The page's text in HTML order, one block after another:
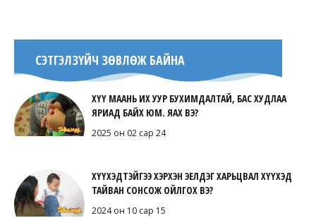
СЭТГЭЛЗҮЙЧ ЗӨВЛӨЖ БАЙНА
ХҮҮ МААНЬ ИХ УУР БУХИМДАЛТАЙ, БАС ХУДЛАА
ЯРИАД БАЙХ ЮМ. ЯАХ ВЭ?
2025 он 02 сар 24
ХҮҮХЭДТЭЙГЭЭ ХЭРХЭН ЭЕЛДЭГ ХАРЬЦВАЛ ХҮҮХЭД
ТАЙВАН СОНСОЖ ОЙЛГОХ ВЭ?
2024 он 10 сар 15